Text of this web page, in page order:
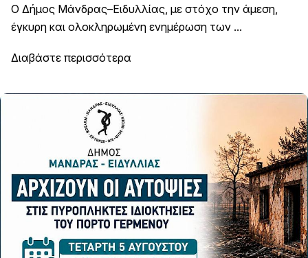
Ο Δήμος Μάνδρας–Ειδυλλίας, με στόχο την άμεση,
έγκυρη και ολοκληρωμένη ενημέρωση των ...
Διαβάστε περισσότερα